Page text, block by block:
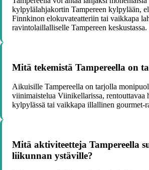
kylpylälahjakortin Tampereen kylpylään,
Finnkinon elokuvateatteriin tai vaikkapa
ravintolaillalliselle Tampereen keskustassa.
Mitä tekemistä Tampereella on
Aikuisille Tampereella on tarjolla
viinimaistelua Viinikellarissa, rentouttavaa
kylpylässä tai vaikkapa illallinen gourmet-
Mitä aktiviteetteja Tampereella
liikunnan ystäville?